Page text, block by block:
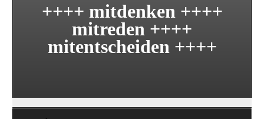
++++ mitdenken ++++
mitreden ++++
mitentscheiden ++++